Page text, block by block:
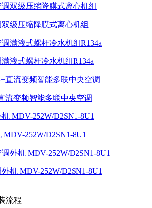
级压缩降膜式离心机组
液式螺杆冷水机组R134a
流变频智能多联中央空调
MDV-252W/D2SN1-8U1
机 MDV-252W/D2SN1-8U1